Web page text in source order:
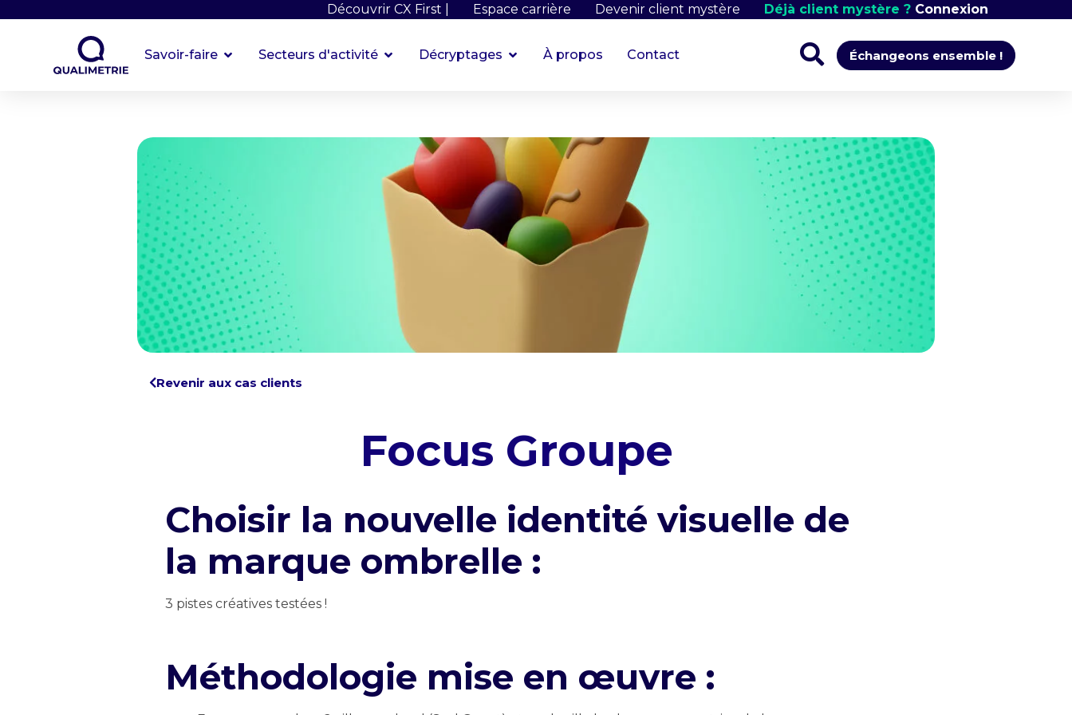
Découvrir CX First | Espace carrière Devenir client mystère Déjà client mystère ? Connexion
Savoir-faire Secteurs d'activité Décryptages À propos Contact Échangeons ensemble !
Revenir aux cas clients
Focus Groupe
Choisir la nouvelle identité visuelle de
la marque ombrelle :
3 pistes créatives testées !
Méthodologie mise en œuvre :